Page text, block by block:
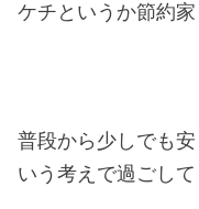
ケチというか節約
普段から少しでも
いう考えで過ごして